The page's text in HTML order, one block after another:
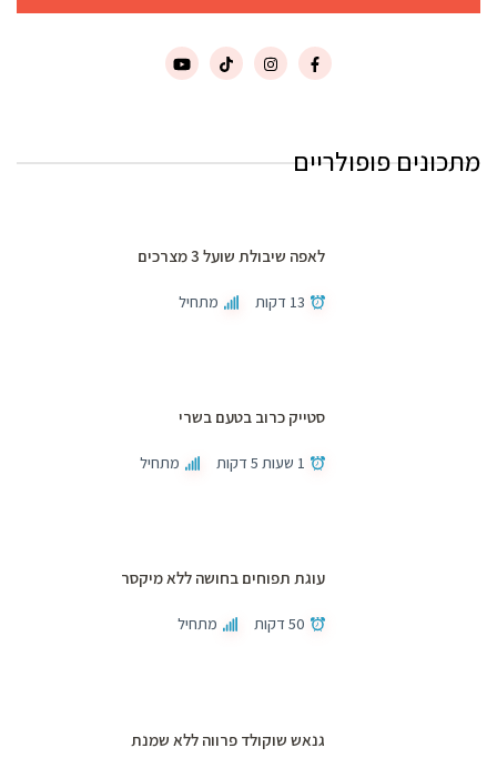
מתכונים פופולריים
לאפה שיבולת שועל 3 מצרכים
13 דקות מתחיל
סטייק כרוב בטעם בשרי
1 שעות 5 דקות מתחיל
עוגת תפוחים בחושה ללא מיקסר
50 דקות מתחיל
גנאש שוקולד פרווה ללא שמנת